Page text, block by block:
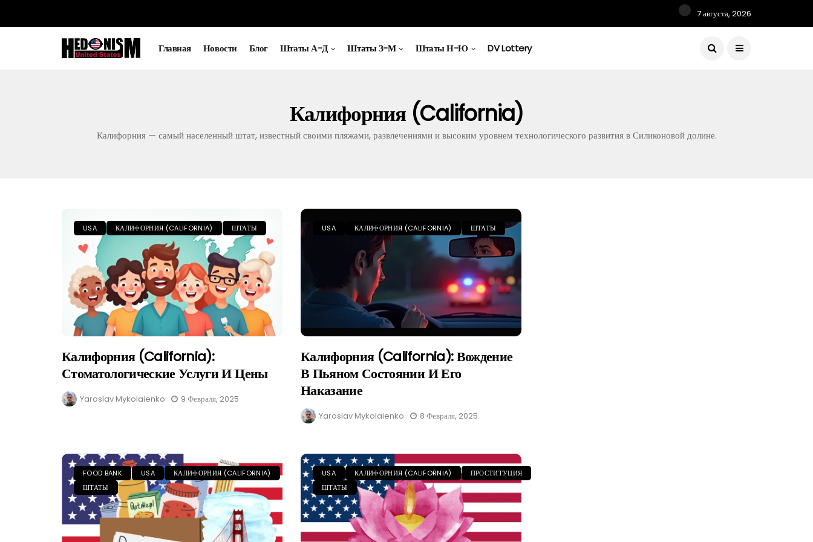
7 августа, 2026
Главная Новости Блог Штаты А-Д Штаты З-М Штаты Н-Ю DV Lottery
Калифорния (California)
Калифорния — самый населенный штат, известный своими пляжами, развлечениями и высоким уровнем технологического развития в Силиконовой долине.
USA КАЛИФОРНИЯ (CALIFORNIA) ШТАТЫ
Калифорния (California):
Стоматологические Услуги И Цены
Yaroslav Mykolaienko 9 Февраля, 2025
USA КАЛИФОРНИЯ (CALIFORNIA) ШТАТЫ
Калифорния (California): Вождение
В Пьяном Состоянии И Его
Наказание
Yaroslav Mykolaienko 8 Февраля, 2025
FOOD BANK USA
КАЛИФОРНИЯ (CALIFORNIA)
ШТАТЫ
USA КАЛИФОРНИЯ (CALIFORNIA)
ПРОСТИТУЦИЯ
ШТАТЫ